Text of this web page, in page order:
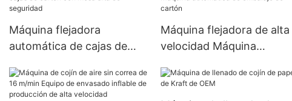
Máquina flejadora
automática de cajas de
seguridad
Máquina flejadora de alta
velocidad Máquina
cartón